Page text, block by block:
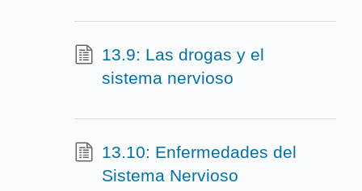
13.9: Las drogas y el
sistema nervioso
13.10: Enfermedades del
Sistema Nervioso